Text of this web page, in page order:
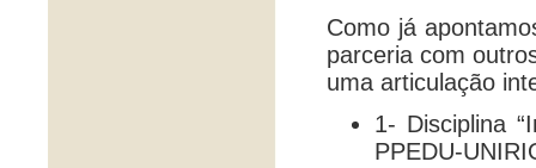
Como já
parceria com
uma articulação
1- Disciplina
PPEDU-